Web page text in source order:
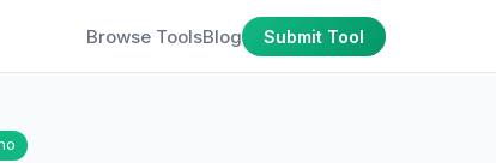
Browse ToolsBlog Submit Tool